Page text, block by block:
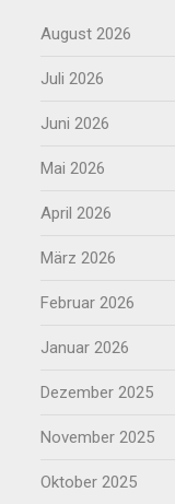
August 2026
Juli 2026
Juni 2026
Mai 2026
April 2026
März 2026
Februar 2026
Januar 2026
Dezember 2025
November 2025
Oktober 2025